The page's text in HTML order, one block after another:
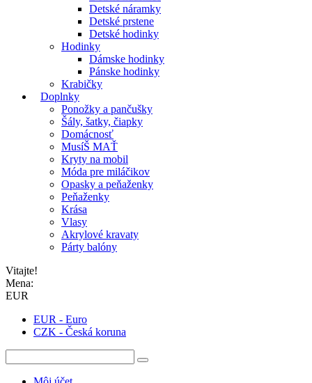
Detské náramky
Detské prstene
Detské hodinky
Hodinky
Dámske hodinky
Pánske hodinky
Krabičky
Doplnky
Ponožky a pančušky
Šály, šatky, čiapky
Domácnosť
MusíŠ MAŤ
Kryty na mobil
Móda pre miláčikov
Opasky a peňaženky
Peňaženky
Krása
Vlasy
Akrylové kravaty
Párty balóny
Vitajte!
Mena:
EUR
EUR - Euro
CZK - Česká koruna